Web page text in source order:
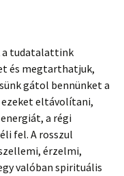
a tudatalattink
és megtarthatjuk,
gátol bennünket a
ezeket eltávolítani,
a régi
fel. A rosszul
érzelmi,
valóban spirituális